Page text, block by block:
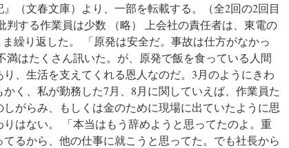
（文春文庫）より、一部を転載する。（全2回の2回目
判する作業員は少数 （略） 上会社の責任者は、東電の
繰り返した。 「原発は安全だ。事故は仕方がなかっ
満はたくさん訊いた。が、原発で飯を食っている人間
、生活を支えてくれる恩人なのだ。3月のようにきわ
く、私が勤務した7月、8月に関していえば、作業員た
がらみ、もしくは金のために現場に出ていたように思
はない。 「本当はもう辞めようと思ってたのよ。重
るから、他の仕事に就こうと思ってた。でも社長から